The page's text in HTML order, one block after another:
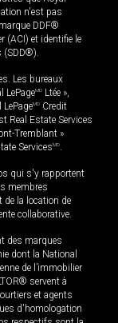
n'est pas
DDF®
(ACI) et identifie le
(SDD®).
Les bureaux
LePageMD Ltée »,
LePageMD Credit
Real Estate Services
Tremblant »
ServicesMD.
qui s'y rapportent
membres
de la location de
collaborative.
des marques
dont la National
de l’immobilier
servent à
et agents
d'homologation